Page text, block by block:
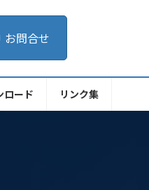
お問合せ
ロード リンク集